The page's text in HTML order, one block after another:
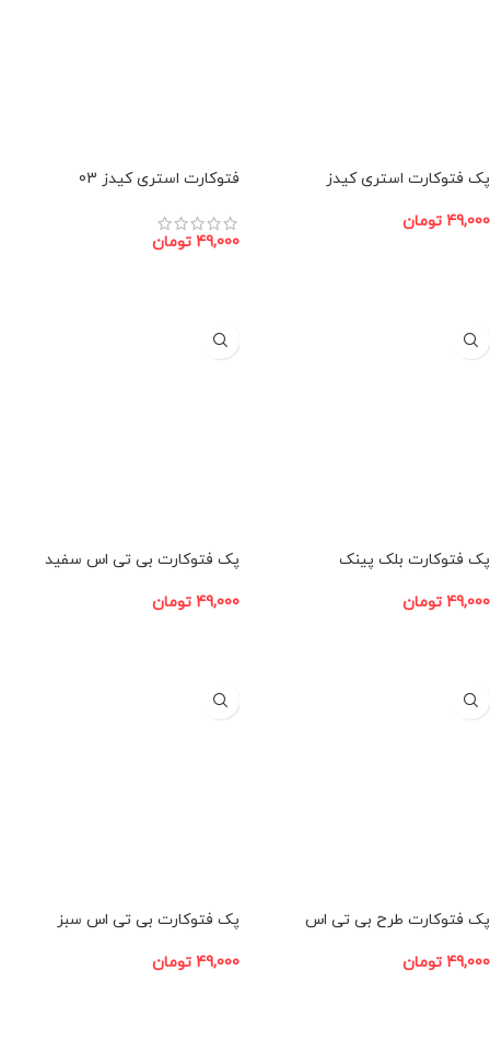
پک فتوکارت استری کیدز
49,000 تومان
فتوکارت استری کیدز 03
49,000 تومان
پک فتوکارت بلک پینک
49,000 تومان
پک فتوکارت بی تی اس سفید
49,000 تومان
پک فتوکارت طرح بی تی اس
49,000 تومان
پک فتوکارت بی تی اس سبز
49,000 تومان